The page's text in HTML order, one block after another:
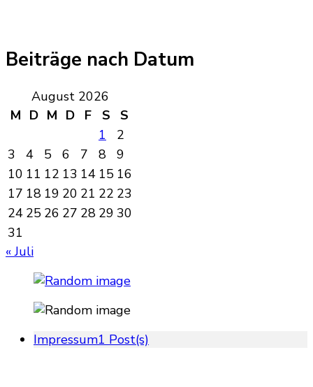
Beiträge nach Datum
August 2026
M D M D F S
S
1
2
3
4 5 6 7 8
9
10 11 12 13 14 15 16
17 18 19 20 21 22 23
24 25 26 27 28 29 30
31
« Juli
Impressum1 Post(s)